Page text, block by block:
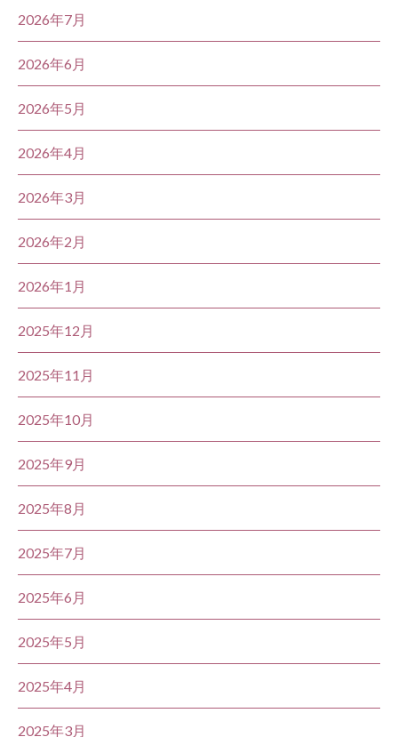
2026年7月
2026年6月
2026年5月
2026年4月
2026年3月
2026年2月
2026年1月
2025年12月
2025年11月
2025年10月
2025年9月
2025年8月
2025年7月
2025年6月
2025年5月
2025年4月
2025年3月